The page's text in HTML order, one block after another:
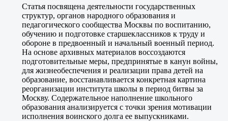
Статья посвящена деятельности государственных
структур, органов народного образования и
педагогического сообщества Москвы по воспитанию,
обучению и подготовке старшеклассников к труду и
обороне в предвоенный и начальный военный период.
На основе архивных материалов воссоздаются
подготовительные меры, предпринятые в канун войны,
для жизнеобеспечения и реализации права детей на
образование, восстанавливается конкретная картина
реорганизации института школы в период битвы за
Москву. Содержательное наполнение школьного
образования анализируется с точки зрения мотивации
исполнения воинского долга ее выпускниками.